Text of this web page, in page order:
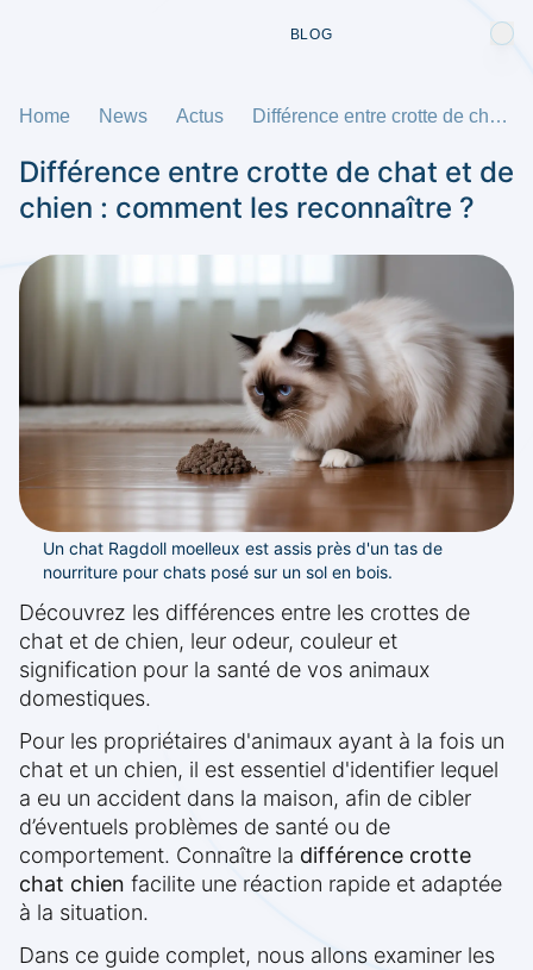
BLOG
Home News Actus Différence entre crotte de chat et de chien : comment les reconnaître ?
Différence entre crotte de chat et de
chien : comment les reconnaître ?
Un chat Ragdoll moelleux est assis près d'un tas de
nourriture pour chats posé sur un sol en bois.
Découvrez les différences entre les crottes de
chat et de chien, leur odeur, couleur et
signification pour la santé de vos animaux
domestiques.
Pour les propriétaires d'animaux ayant à la fois un
chat et un chien, il est essentiel d'identifier lequel
a eu un accident dans la maison, afin de cibler
d’éventuels problèmes de santé ou de
comportement. Connaître la différence crotte
chat chien facilite une réaction rapide et adaptée
à la situation.
Dans ce guide complet, nous allons examiner les